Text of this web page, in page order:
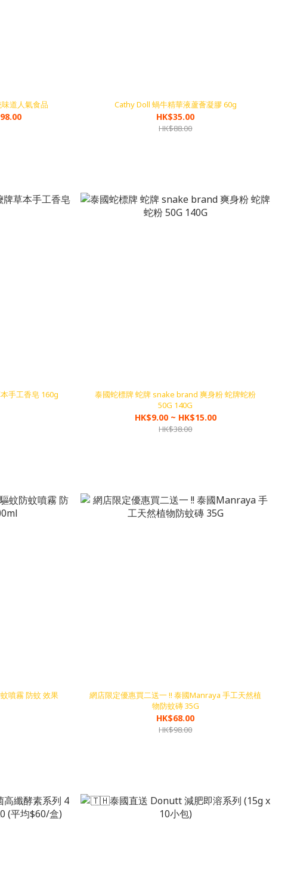
道人氣食品 Cathy Doll 蝸牛精華液蘆薈凝膠 60g
HK$35.00
HK$88.00
手工香皂 160g
泰國蛇標牌 蛇牌 snake brand 爽身粉 蛇牌蛇粉
50G 140G
HK$9.00 ~ HK$15.00
HK$38.00
噴霧 防蚊 效果
網店限定優惠買二送一 !! 泰國Manraya 手工天然植
物防蚊磚 35G
HK$68.00
HK$98.00